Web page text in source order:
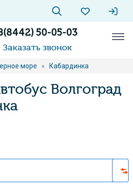
50-05-03
Заказать звонок
море » Кабардинка
Волгоград